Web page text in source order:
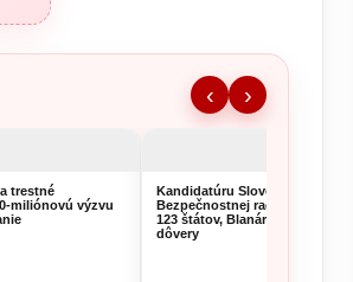
‹ ›
trestné
miliónovú výzvu
Kandidatúru Slovenska do
Bezpečnostnej rady OSN
123 štátov, Blanár hovorí o
dôvery